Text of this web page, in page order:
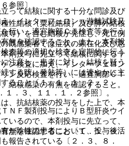
って結核に関する十分な問診及び
、インターフェロン−γ遊離試験又
行い、適宜胸部ＣＴ検査等を行う
無を確認すること。また、本剤投
査等の適切な検査を定期的に行う
注意し、患者に対し、結核を疑う
する咳、発熱等）には速やかに主
ること〔１．１、１．２．２、
１．３、１１．１．２参照〕。
ＮＦ製剤投与によりＢ型肝炎ウイ
いるので、本剤投与に先立って、
無を確認すること〔１．１、９．
参照〕。
性結核（粟粒結核）及び肺外結核
等）を含む結核が発症し、死亡例
既感染者では症状の顕在化及び悪
剤投与に先立って結核に関する十
ン検査に加え、インターフェロン
ン反応検査を行い、適宜胸部ＣＴ
結核感染の有無を確認すること。
、抗結核薬の投与をした上で、本
が陰性の患者において、投与後活
報告されている〔２．３、８．